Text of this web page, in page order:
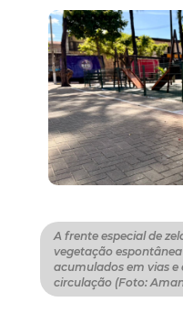
A frente especial de
vegetação
acumulados em vias
circulação (Foto: